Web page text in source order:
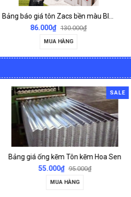
120.000₫
149.000₫
MUA HÀNG